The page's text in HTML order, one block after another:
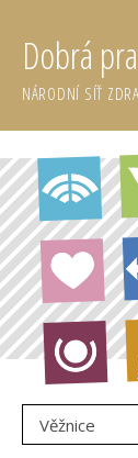
Dobrá
NÁRODNÍ SÍŤ
Věžnice